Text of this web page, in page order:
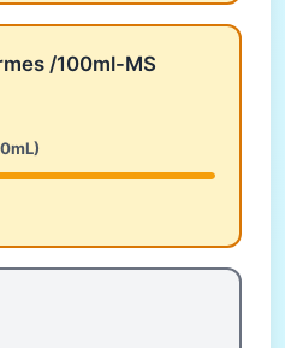
/100ml-MS